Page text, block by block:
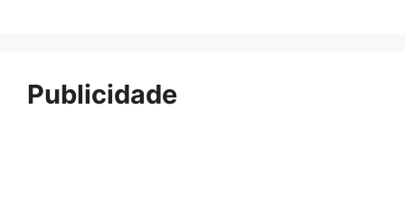
Publicidade